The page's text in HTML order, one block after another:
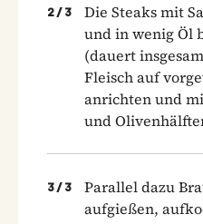
2 / 3
Die Steaks mit
und in wenig Öl
(dauert
Fleisch auf
anrichten und
und
3 / 3
Parallel dazu
aufgießen,